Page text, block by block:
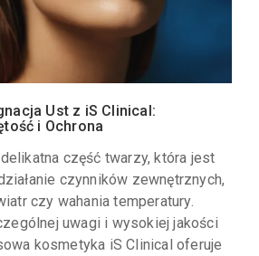
Ust z iS Clinical:
i Ochrona
część twarzy, która jest
czynników zewnętrznych,
czy wahania temperatury.
uwagi i wysokiej jakości
kosmetyka iS Clinical oferuje